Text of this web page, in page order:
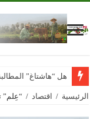
هل “هاشتاغ”
الرئيسية / اقتصاد / “عِلم”